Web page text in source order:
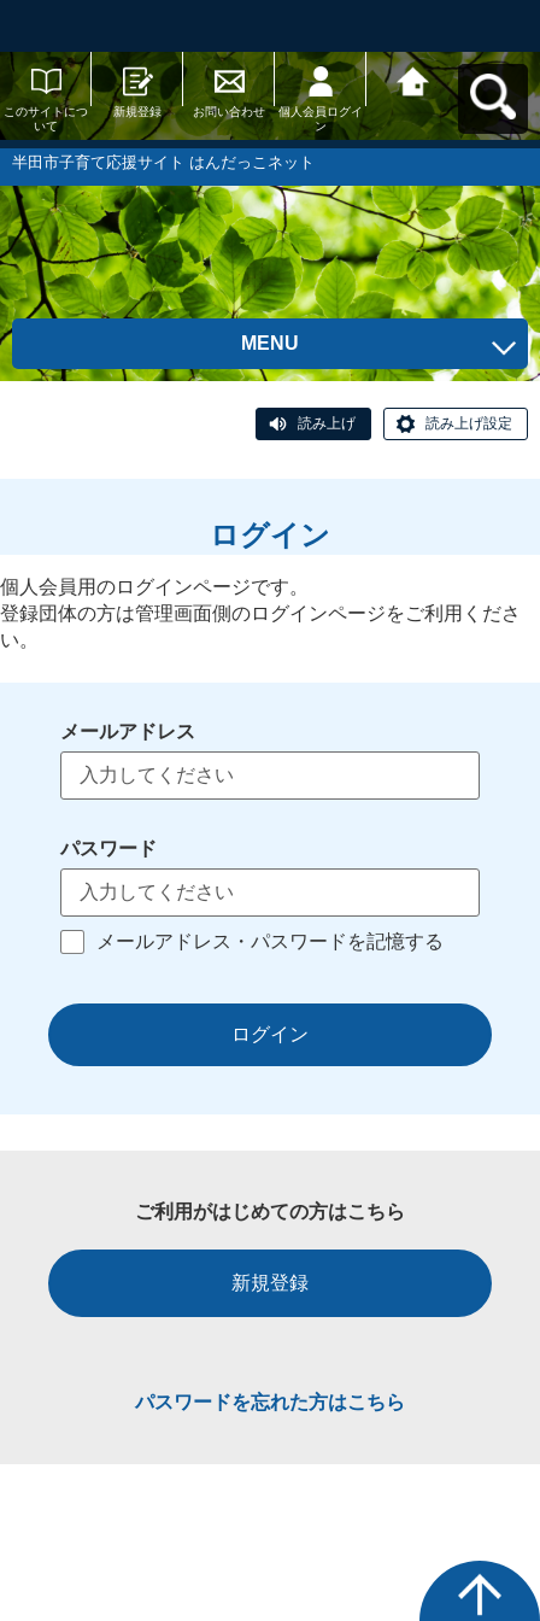
このサイトにつ
いて
新規登録 お問い合わせ
個人会員ログイ
ン
半田市子育て応
援サイト はんだ
っこネットへ戻
半田市子育て応援サイト はんだっこネット
MENU
読み上げ 読み上げ設定
ログイン
個人会員用のログインページです。
登録団体の方は管理画面側のログインページをご利用くださ
い。
メールアドレス
パスワード
メールアドレス・パスワードを記憶する
ログイン
ご利用がはじめての方はこちら
新規登録
パスワードを忘れた方はこちら